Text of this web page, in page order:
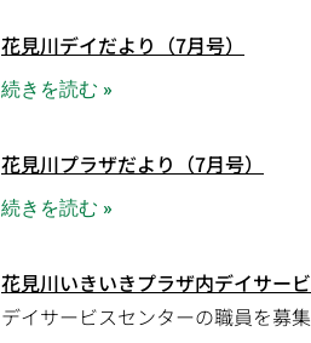
花見川デイだより（7月号）
続きを読む »
花見川プラザだより（7月号）
続きを読む »
花見川いきいきプラザ内デイサー
デイサービスセンターの職員を募